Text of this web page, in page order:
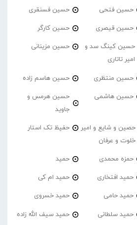
حسین فتحی حسین فسنقری
حسین قیصری حسین کارگر
حسین کینگ سد و
امیر تاتاری
حسین مزینانی
حسین منتظری حسین هاسم زاده
حسین هاشمی
حسین هرمس و
جاوید
حصین و شایع و امیر
خلوت و عرفان
حفیظ تک استار
حمزه محمدی حمید
حمید افتخاری حمید ام کی
حمید حامی حمید خسروی
حمید سلطانی حمید سیف الله زاده